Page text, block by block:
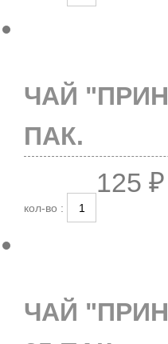
ЧАЙ
ПАК.
125 ₽
кол-во :
ЧАЙ